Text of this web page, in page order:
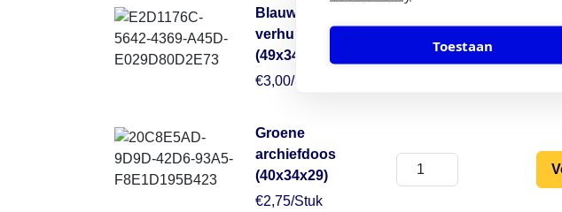
Toestaan
Blauwe
verhuisdoos
(49x34x38)
€3,00/Stuk
Groene
archiefdoos
(40x34x29)
€2,75/Stuk